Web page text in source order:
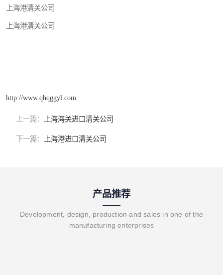
上海港清关公司
上海港清关公司
http://www.qhqggyl.com
上一篇： 上海海关进口清关公司
下一篇： 上海港进口清关公司
产品推荐
Development, design, production and sales in one of the
manufacturing enterprises